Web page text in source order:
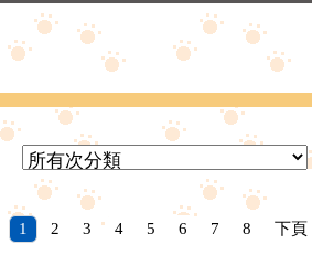
1 2 3 4 5 6 7 8 下頁